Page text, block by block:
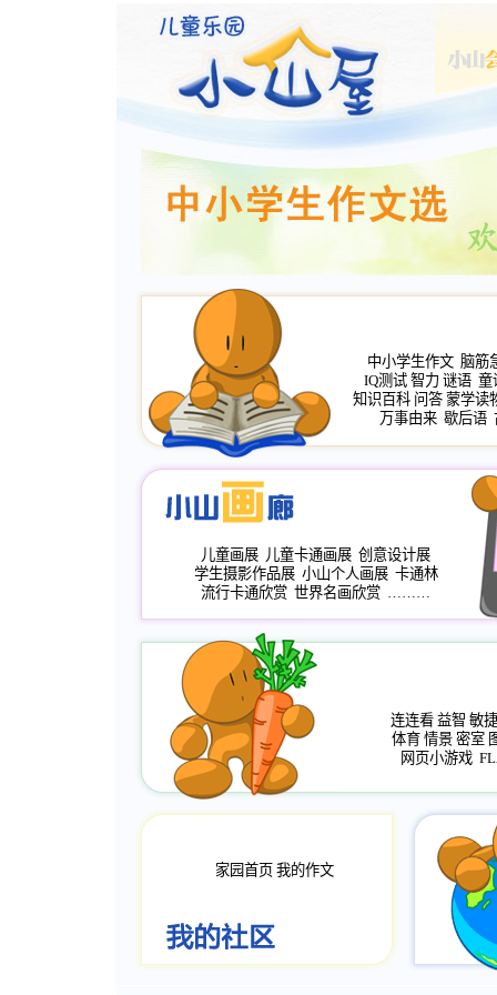
中小学生作文 脑筋
IQ测试 智力 谜语 童
知识百科 问答 蒙学读
万事由来 歇后语
儿童画展 儿童卡通画展 创意设计展
学生摄影作品展 小山个人画展 卡通林
流行卡通欣赏 世界名画欣赏 ………
连连看 益智 敏捷
体育 情景 密室
网页小游戏
家园首页 我的作文